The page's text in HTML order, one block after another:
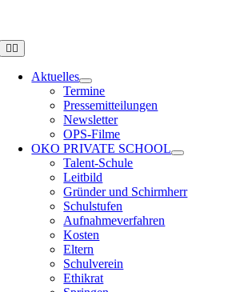
springen
Toggle
Navigation
Aktuelles
Termine
Pressemitteilungen
Newsletter
OPS-Filme
OKO PRIVATE SCHOOL
Talent-Schule
Leitbild
Gründer und Schirmherr
Schulstufen
Aufnahmeverfahren
Kosten
Eltern
Schulverein
Ethikrat